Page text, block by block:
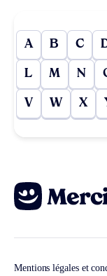
A B C
L M N
V W X
Mentions légales et